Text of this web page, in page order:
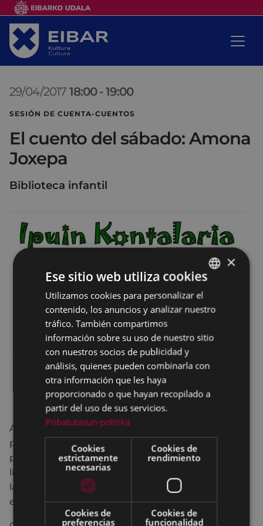
29/04/2017 18:00 -19:00
SESIÓN DE CUENTA-CUENTOS
El cuento del sábado: Amona
Joxepa
Biblioteca infantil
AMONA JOXEPA viene a animar las fiestas del
pueblo. Pero también esta vez tendrá un problema
porque no encuentra algo. De repente aparece el
libro mágico. Entonces, como es un DÍA ESPECIAL,
la AMONA JOXEPA contará su historia de un modo
especial… a través de las MARIONETAS.
BASQUE
SPANISH
×
Ese sitio web utiliza cookies
Utilizamos cookies para personalizar el
contenido, los anuncios y analizar nuestro
tráfico. También compartimos
información sobre su uso de nuestro sitio
con nuestros socios de publicidad y
análisis, quienes pueden combinarla con
otra información que les haya
proporcionado o que hayan recopilado a
partir del uso de sus servicios.
Pribatutasun-politika
Cookies
estrictamente
necesarias
Cookies de
rendimiento
Cookies de
preferencias
Cookies de
funcionalidad